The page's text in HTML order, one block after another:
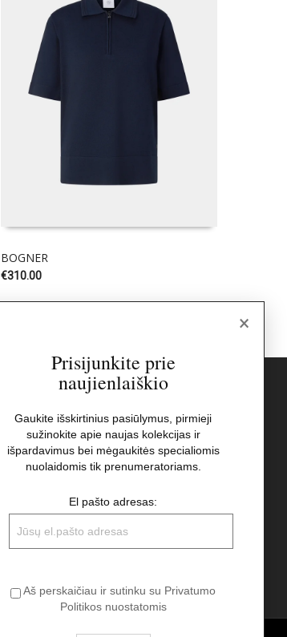
BOGNER
€310.00
El pašto adresas:
Aš perskaičiau ir sutinku su Privatumo
Politikos nuostatomis
×
Prisijunkite prie
naujienlaiškio
Gaukite išskirtinius pasiūlymus, pirmieji
sužinokite apie naujas kolekcijas ir
išpardavimus bei mėgaukitės specialiomis
nuolaidomis tik prenumeratoriams.
El pašto adresas:
Aš perskaičiau ir sutinku su Privatumo
Politikos nuostatomis